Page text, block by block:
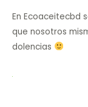
En Ecoaceitecbd
que nosotros
dolencias